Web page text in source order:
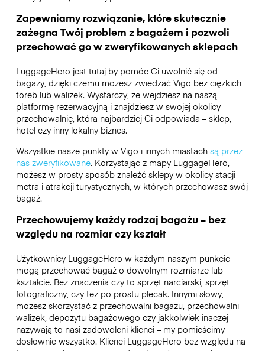
Zapewniamy rozwiązanie, które skutecznie
zażegna Twój problem z bagażem i pozwoli
przechować go w zweryfikowanych sklepach
LuggageHero jest tutaj by pomóc Ci uwolnić się od
bagaży, dzięki czemu możesz zwiedzać Vigo bez ciężkich
toreb lub walizek. Wystarczy, że wejdziesz na naszą
platformę rezerwacyjną i znajdziesz w swojej okolicy
przechowalnię, która najbardziej Ci odpowiada – sklep,
hotel czy inny lokalny biznes.
Wszystkie nasze punkty w Vigo i innych miastach są przez
nas zweryfikowane. Korzystając z mapy LuggageHero,
możesz w prosty sposób znaleźć sklepy w okolicy stacji
metra i atrakcji turystycznych, w których przechowasz swój
bagaż.
Przechowujemy każdy rodzaj bagażu – bez
względu na rozmiar czy kształt
Użytkownicy LuggageHero w każdym naszym punkcie
mogą przechować bagaż o dowolnym rozmiarze lub
kształcie. Bez znaczenia czy to sprzęt narciarski, sprzęt
fotograficzny, czy też po prostu plecak. Innymi słowy,
możesz skorzystać z przechowalni bagażu, przechowalni
walizek, depozytu bagażowego czy jakkolwiek inaczej
nazywają to nasi zadowoleni klienci – my pomieścimy
dosłownie wszystko. Klienci LuggageHero bez względu na